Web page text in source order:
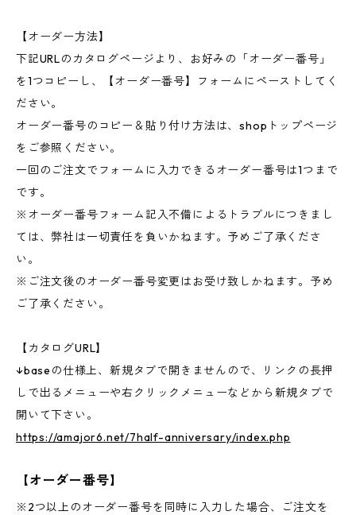
【オーダー方法】
下記URLのカタログページより、お好みの「オーダー番号」
を1つコピーし、【オーダー番号】フォームにペーストしてく
ださい。
オーダー番号のコピー＆貼り付け方法は、shopトップページ
をご参照ください。
一回のご注文でフォームに入力できるオーダー番号は1つまで
です。
※オーダー番号フォーム記入不備によるトラブルにつきまし
ては、弊社は一切責任を負いかねます。予めご了承くださ
い。
※ご注文後のオーダー番号変更はお受け致しかねます。予め
ご了承ください。
【カタログURL】
↓baseの仕様上、新規タブで開きませんので、リンクの長押
しで出るメニューや右クリックメニューなどから新規タブで
開いて下さい。
https://amajor6.net/7half-anniversary/index.php
【オーダー番号】
※2つ以上のオーダー番号を同時に入力した場合、ご注文を